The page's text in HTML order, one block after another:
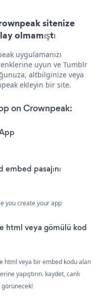
sitenize
olmamıştı
uygulamanızı
uyun ve Tumblr
altbilginize veya
ekleyin bir site.
on Crownpeak:
pasajını
you create your app
html veya gömülü kod
html veya bir embed kodu alan
yapıştırın. kaydet, canlı
görünecek!